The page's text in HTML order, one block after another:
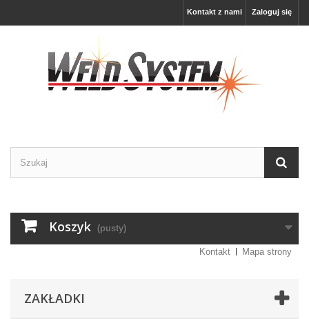
Zaloguj się
Kontakt z nami
Koszyk (pusty)
Kontakt Mapa strony
ZAKŁADKI